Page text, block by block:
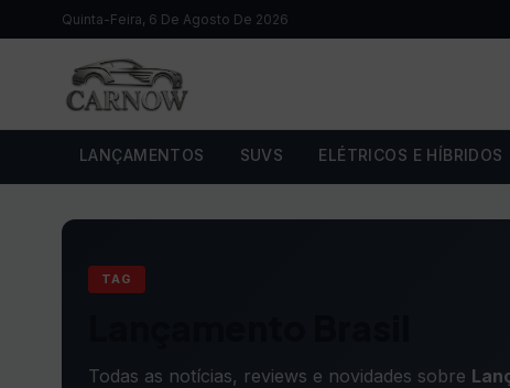
Quinta-Feira, 6 De Agosto De 2026
LANÇAMENTOS SUVS ELÉTRICOS E HÍBRIDOS
TAG
Todas as notícias, reviews e novidades sobre